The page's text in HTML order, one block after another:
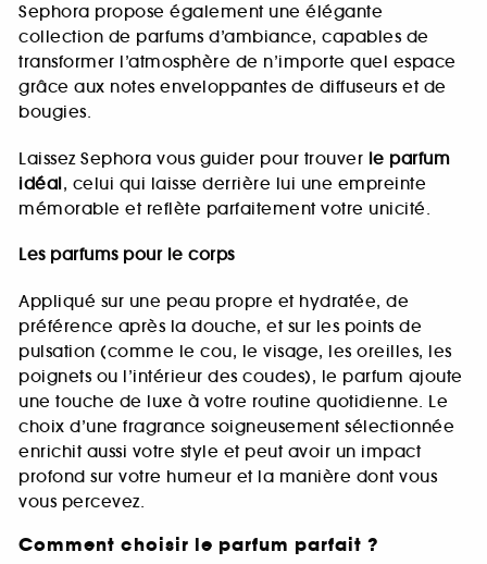
Sephora propose également une élégante
collection de parfums d’ambiance, capables de
transformer l’atmosphère de n’importe quel espace
grâce aux notes enveloppantes de diffuseurs et de
bougies.
Laissez Sephora vous guider pour trouver le parfum
idéal, celui qui laisse derrière lui une empreinte
mémorable et reflète parfaitement votre unicité.
Les parfums pour le corps
Appliqué sur une peau propre et hydratée, de
préférence après la douche, et sur les points de
pulsation (comme le cou, le visage, les oreilles, les
poignets ou l’intérieur des coudes), le parfum ajoute
une touche de luxe à votre routine quotidienne. Le
choix d’une fragrance soigneusement sélectionnée
enrichit aussi votre style et peut avoir un impact
profond sur votre humeur et la manière dont vous
vous percevez.
Comment choisir le parfum parfait ?